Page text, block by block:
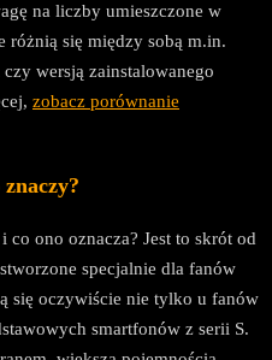
na liczby umieszczone w
różnią się między sobą m.in.
wersją zainstalowanego
zobacz porównanie
co ono oznacza? Jest to skrót od
specjalnie dla fanów
się oczywiście nie tylko u fanów
smartfonów z serii S.